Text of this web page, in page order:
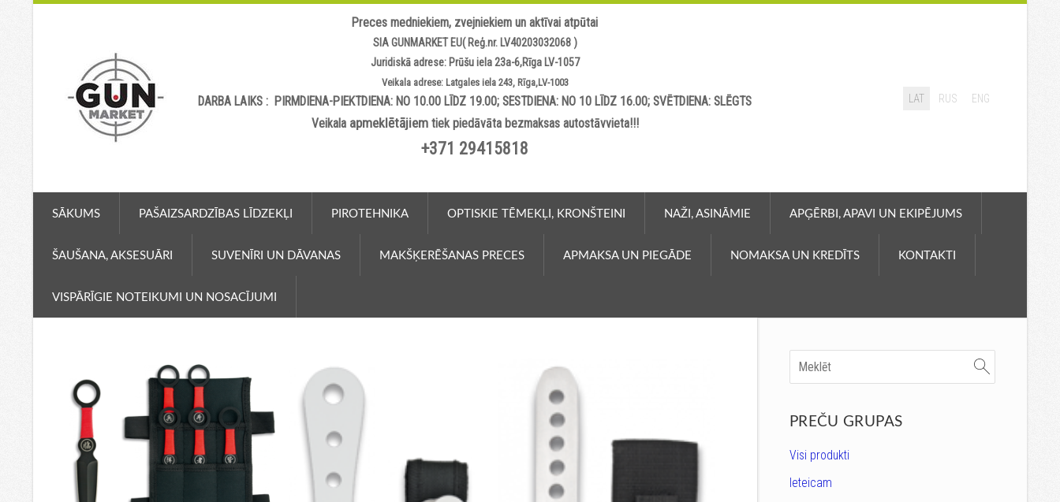
Preces medniekiem, zvejniekiem un aktīvai atpūtai
SIA GUNMARKET EU( Reģ.nr. LV40203032068 )
Juridiskā adrese: Prūšu iela 23a-6,Rīga LV-1057
Veikala adrese: Latgales iela 243, Rīga,LV-1003
DARBA LAIKS : PIRMDIENA-PIEKTDIENA: NO 10.00 LĪDZ 19.00; SESTDIENA: NO 10 LĪDZ 16.00; SVĒTDIENA: SLĒGTS
Veikala apmeklētājiemtiek piedāvāta bezmaksas autostāvvieta!!!
+371 29415818
LAT RUS ENG
SĀKUMS PAŠAIZSARDZĪBAS LĪDZEKĻI PIROTEHNIKA OPTISKIE TĒMEKĻI, KRONŠTEINI NAŽI, ASINĀMIE APĢĒRBI, APAVI UN EKIPĒJUMS
ŠAUŠANA, AKSESUĀRI SUVENĪRI UN DĀVANAS MAKŠĶERĒŠANAS PRECES APMAKSA UN PIEGĀDE NOMAKSA UN KREDĪTS KONTAKTI
VISPĀRĪGIE NOTEIKUMI UN NOSACĪJUMI
PREČU GRUPAS
Visi produkti
Ieteicam